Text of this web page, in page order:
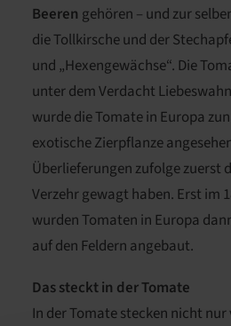
Beeren gehören – und zur
die Tollkirsche und der
und „Hexengewächse“. Die
unter dem Verdacht
wurde die Tomate in Europa
exotische Zierpflanze
Überlieferungen zufolge zuerst
Verzehr gewagt haben. Erst im
wurden Tomaten in Europa
auf den Feldern angebaut.
Das steckt in der Tomate
In der Tomate stecken nicht nur